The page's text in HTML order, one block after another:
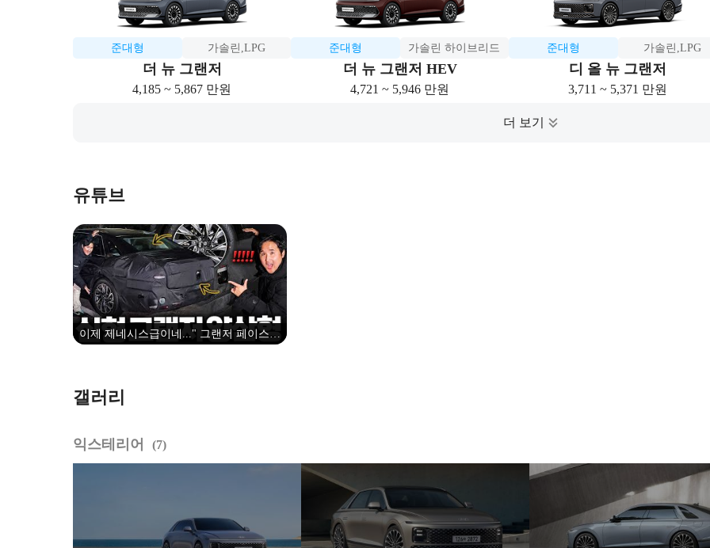
준대형 가솔린,LPG
더 뉴 그랜저
4,185 ~ 5,867 만원
준대형 가솔린 하이브리드
더 뉴 그랜저 HEV
4,721 ~ 5,946 만원
준대형 가솔린,LPG
디 올 뉴 그랜저
3,711 ~ 5,371 만원
유튜브
이제 제네시스급이네..." 그랜저 페이스리
갤러리
익스테리어 7